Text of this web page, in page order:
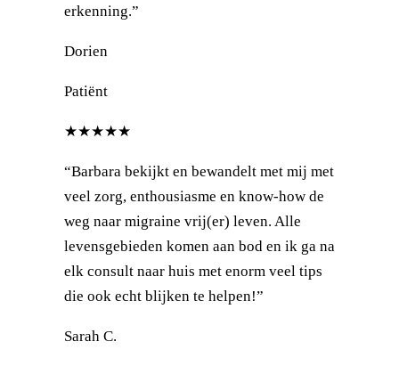
erkenning.”
Dorien
Patiënt
★★★★★
“Barbara bekijkt en bewandelt met mij met
veel zorg, enthousiasme en know-how de
weg naar migraine vrij(er) leven. Alle
levensgebieden komen aan bod en ik ga na
elk consult naar huis met enorm veel tips
die ook echt blijken te helpen!”
Sarah C.